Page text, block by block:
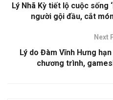
Lý Nhã Kỳ tiết lộ cuộc sống
người gội đầu, cắt
Next
Lý do Đàm Vĩnh Hưng
chương trình,